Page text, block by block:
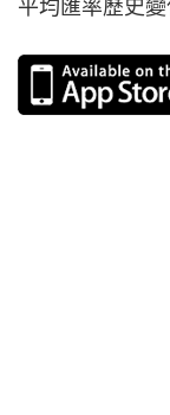
平均匯率歷史